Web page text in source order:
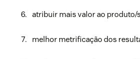
atribuir mais valor ao produto/
melhor metrificação dos